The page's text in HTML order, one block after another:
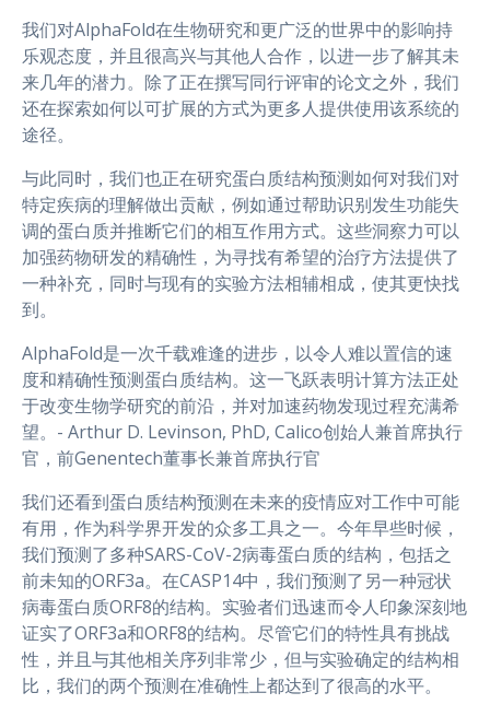
我们对AlphaFold在生物研究和更广泛的世界中的影响持
乐观态度，并且很高兴与其他人合作，以进一步了解其未
来几年的潜力。除了正在撰写同行评审的论文之外，我们
还在探索如何以可扩展的方式为更多人提供使用该系统的
途径。
与此同时，我们也正在研究蛋白质结构预测如何对我们对
特定疾病的理解做出贡献，例如通过帮助识别发生功能失
调的蛋白质并推断它们的相互作用方式。这些洞察力可以
加强药物研发的精确性，为寻找有希望的治疗方法提供了
一种补充，同时与现有的实验方法相辅相成，使其更快找
到。
AlphaFold是一次千载难逢的进步，以令人难以置信的速
度和精确性预测蛋白质结构。这一飞跃表明计算方法正处
于改变生物学研究的前沿，并对加速药物发现过程充满希
望。- Arthur D. Levinson, PhD, Calico创始人兼首席执行
官，前Genentech董事长兼首席执行官
我们还看到蛋白质结构预测在未来的疫情应对工作中可能
有用，作为科学界开发的众多工具之一。今年早些时候，
我们预测了多种SARS-CoV-2病毒蛋白质的结构，包括之
前未知的ORF3a。在CASP14中，我们预测了另一种冠状
病毒蛋白质ORF8的结构。实验者们迅速而令人印象深刻地
证实了ORF3a和ORF8的结构。尽管它们的特性具有挑战
性，并且与其他相关序列非常少，但与实验确定的结构相
比，我们的两个预测在准确性上都达到了很高的水平。